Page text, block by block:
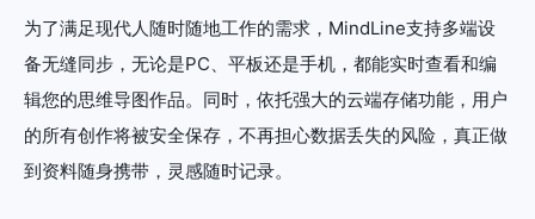
为了满足现代人随时随地工作的需求，MindLine支持多端设
备无缝同步，无论是PC、平板还是手机，都能实时查看和编
辑您的思维导图作品。同时，依托强大的云端存储功能，用户
的所有创作将被安全保存，不再担心数据丢失的风险，真正做
到资料随身携带，灵感随时记录。